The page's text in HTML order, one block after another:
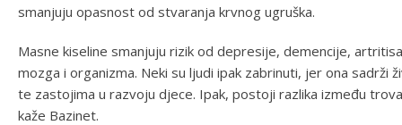
smanjuju opasnost od stvaranja krvnog ugruška.
Masne kiseline smanjuju rizik od depresije, demencije,
mozga i organizma. Neki su ljudi ipak zabrinuti, jer ona
te zastojima u razvoju djece. Ipak, postoji razlika između
kaže Bazinet.